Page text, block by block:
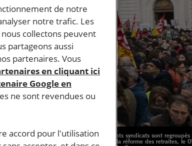
Différents syndicats sont
contre la réforme des retraites, le
de notre
notre trafic. Les
collectons peuvent
partageons aussi
partenaires. Vous
en cliquant ici
Google en
ne sont revendues ou
accord pour l'utilisation